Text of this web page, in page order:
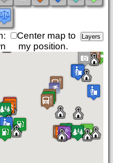
Center map to
my position.